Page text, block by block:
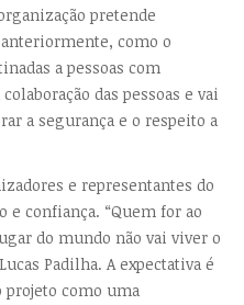
pretende
como o
a pessoas com
das pessoas e vai
a segurança e o respeito a
e representantes do
confiança. “Quem for ao
do mundo não vai viver o
Padilha. A expectativa é
projeto como uma